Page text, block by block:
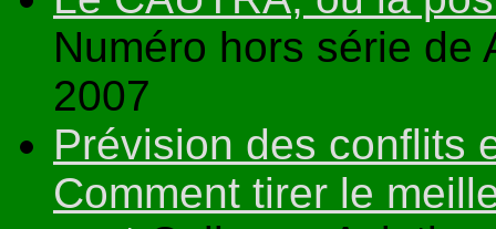
Numéro hors série de
2007
Prévision des conflits
Comment tirer le